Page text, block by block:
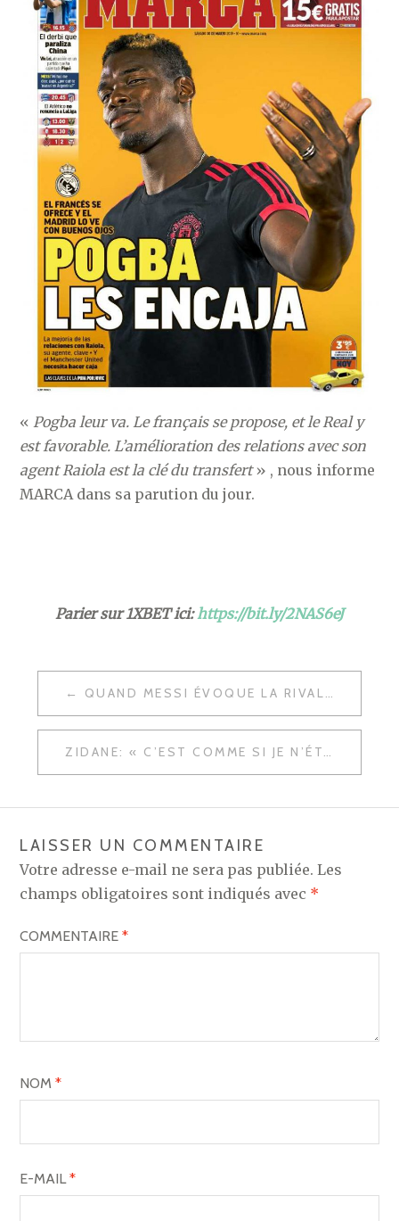
« Pogba leur va. Le français se propose, et le Real y
est favorable. L’amélioration des relations avec son
agent Raiola est la clé du transfert» , nous informe
MARCA dans sa parution du jour.
Parier sur 1XBET ici:https://bit.ly/2NAS6eJ
NAVIGATION
DE
L’ARTICLE
QUAND MESSI ÉVOQUE LA RIVALITÉ AVEC RONALDO
LAISSER UN COMMENTAIRE
Votre adresse e-mail ne sera pas publiée. Les
champs obligatoires sont indiqués avec *
COMMENTAIRE*
NOM*
E-MAIL*